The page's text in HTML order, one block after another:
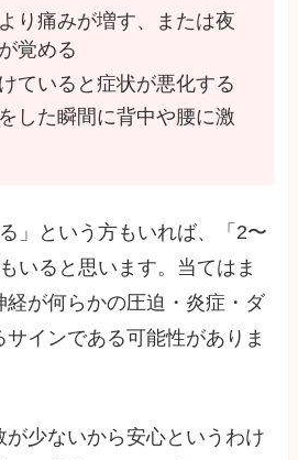
り痛みが増す、または夜
覚める
ていると症状が悪化する
した瞬間に背中や腰に激
」という方もいれば、「2〜
いると思います。当てはま
経が何らかの圧迫・炎症・ダ
サインである可能性がありま
が少ないから安心というわけ